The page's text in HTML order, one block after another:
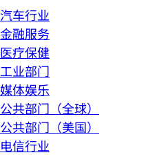
汽车行业
金融服务
医疗保健
工业部门
媒体娱乐
公共部门（全球）
公共部门（美国）
电信行业